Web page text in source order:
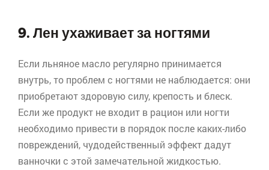
9. Лен ухаживает за ногтями
Если льняное масло регулярно принимается
внутрь, то проблем с ногтями не наблюдается: они
приобретают здоровую силу, крепость и блеск.
Если же продукт не входит в рацион или ногти
необходимо привести в порядок после каких-либо
повреждений, чудодейственный эффект дадут
ванночки с этой замечательной жидкостью.